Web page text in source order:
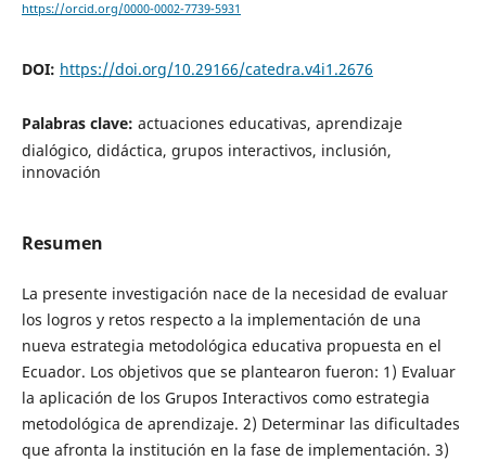
https://orcid.org/0000-0002-7739-5931
DOI: https://doi.org/10.29166/catedra.v4i1.2676
Palabras clave: actuaciones educativas, aprendizaje
dialógico, didáctica, grupos interactivos, inclusión,
innovación
Resumen
La presente investigación nace de la necesidad de evaluar
los logros y retos respecto a la implementación de una
nueva estrategia metodológica educativa propuesta en el
Ecuador. Los objetivos que se plantearon fueron: 1) Evaluar
la aplicación de los Grupos Interactivos como estrategia
metodológica de aprendizaje. 2) Determinar las dificultades
que afronta la institución en la fase de implementación. 3)